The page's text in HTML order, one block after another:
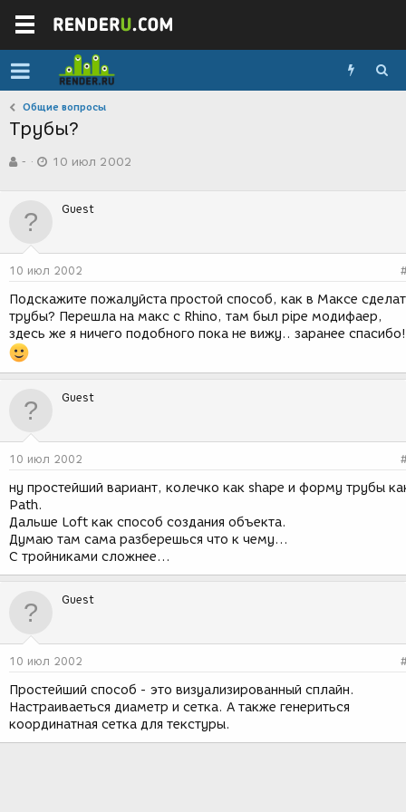
Общие вопросы
Трубы?
в
р
м
-
а
д
н
и
я
10 июл 2002
Guest
10 июл 2002
Подскажите пожалуйста простой способ, как в Максе
трубы? Перешла на макс с Rhino, там был pipe модифаер,
здесь же я ничего подобного пока не вижу.. заранее спасибо!
Guest
10 июл 2002
ну простейший вариант, колечко как shape и форму трубы
Path.
Дальше Loft как способ создания объекта.
Думаю там сама разберешься что к чему...
С тройниками сложнее...
Guest
10 июл 2002
Простейший способ - это визуализированный сплайн.
Настраиваеться диаметр и сетка. А также генериться
координатная сетка для текстуры.